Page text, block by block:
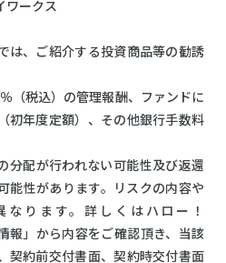
ワークス
は、ご紹介する投資商品等の勧誘
（税込）の管理報酬、ファンドに
初年度定額）、その他銀⾏⼿数料
分配が行われない可能性及び返還
能性があります。リスクの内容や
ります。詳しくはハロー！
報」から内容をご確認頂き、当該
契約前交付書面、契約時交付書面